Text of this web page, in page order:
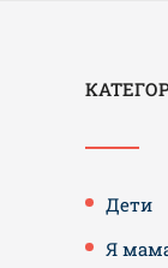
Дети
Я